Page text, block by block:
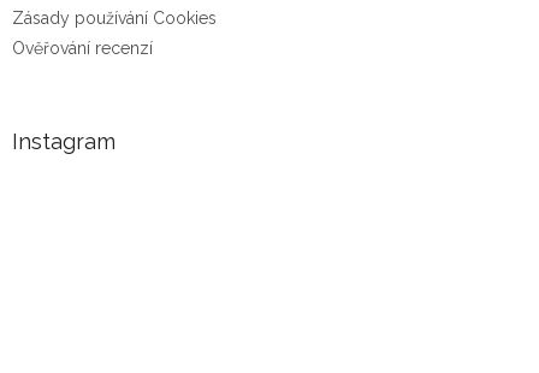
Zásady používání Cookies
Ověřování recenzí
Instagram